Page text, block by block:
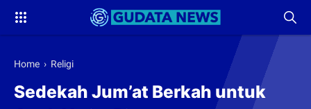
Home › Religi
Sedekah Jum’at Berkah untuk